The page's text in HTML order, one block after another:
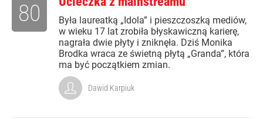
Była laureatką „Idola” i pieszczoszką mediów,
w wieku 17 lat zrobiła błyskawiczną karierę,
nagrała dwie płyty i zniknęła. Dziś Monika
Brodka wraca ze świetną płytą „Granda”, która
ma być początkiem zmian.
80
Dawid Karpiuk